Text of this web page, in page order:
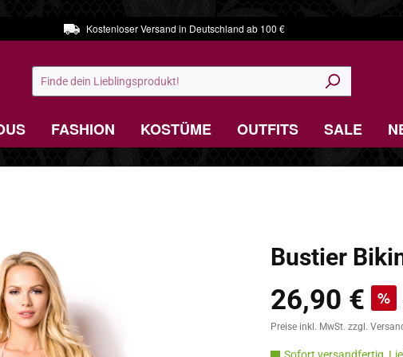
Kostenloser Versand in Deutschland ab 100 €
FASHION KOSTÜME OUTFITS SALE
Bustier
Verkaufspreis:
26,90 € %
Preise inkl. MwSt. zzgl.